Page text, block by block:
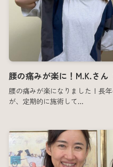
腰の痛みが楽に！M.K.さん
腰の痛みが楽になりました！長
が、定期的に施術して...